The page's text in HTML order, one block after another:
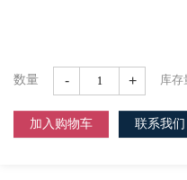
数量 - + 库存
加入购物车 联系我们